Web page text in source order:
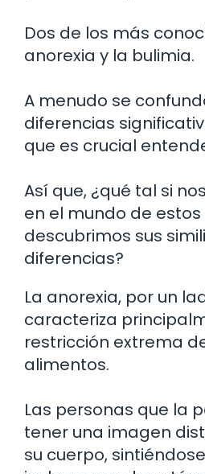
Dos de los más
anorexia y la bulimia.
A menudo se
diferencias
que es crucial
Así que, ¿qué tal si
en el mundo de
descubrimos sus
diferencias?
La anorexia, por un
caracteriza
restricción extrema
alimentos.
Las personas que la
tener una imagen
su cuerpo,